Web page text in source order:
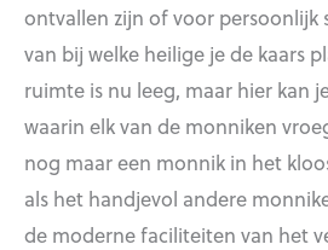
ontvallen zijn of voor persoonlijk
van bij welke heilige je de kaars
ruimte is nu leeg, maar hier kan
waarin elk van de monniken
nog maar een monnik in het
als het handjevol andere
de moderne faciliteiten van het